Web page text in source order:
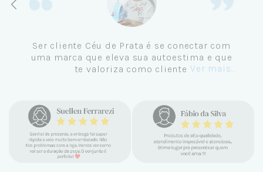
Ser cliente Céu de Prata é se conectar com
uma marca que eleva sua autoestima e que
te valoriza como cliente. Ver mais...